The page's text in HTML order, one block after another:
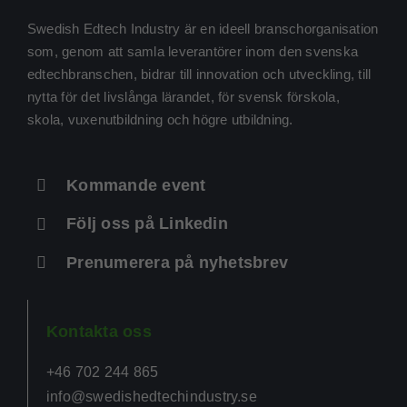
Swedish Edtech Industry är en ideell branschorganisation
som, genom att samla leverantörer inom den svenska
edtechbranschen, bidrar till innovation och utveckling, till
nytta för det livslånga lärandet, för svensk förskola,
skola, vuxenutbildning och högre utbildning.
Kommande event
Följ oss på Linkedin
Prenumerera på nyhetsbrev
Kontakta oss
+46 702 244 865
info@swedishedtechindustry.se
hur
hemsidan
används.
Upplevelse
du nekar de